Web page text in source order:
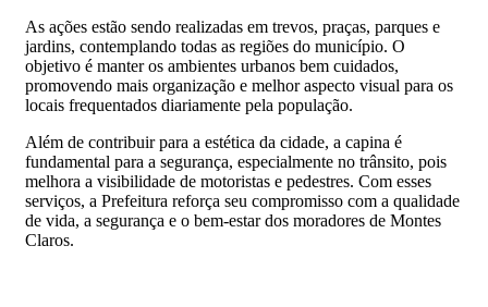
As ações estão sendo realizadas em trevos, praças, parques e
jardins, contemplando todas as regiões do município. O
objetivo é manter os ambientes urbanos bem cuidados,
promovendo mais organização e melhor aspecto visual para os
locais frequentados diariamente pela população.
Além de contribuir para a estética da cidade, a capina é
fundamental para a segurança, especialmente no trânsito, pois
melhora a visibilidade de motoristas e pedestres. Com esses
serviços, a Prefeitura reforça seu compromisso com a qualidade
de vida, a segurança e o bem-estar dos moradores de Montes
Claros.